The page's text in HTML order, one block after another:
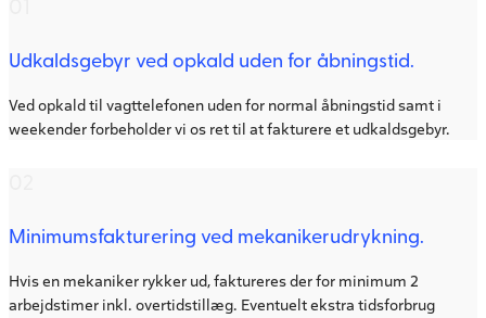
Udkaldsgebyr ved opkald uden for åbningstid.
Ved opkald til vagttelefonen uden for normal åbningstid samt i
weekender forbeholder vi os ret til at fakturere et udkaldsgebyr.
Minimumsfakturering ved mekanikerudrykning.
Hvis en mekaniker rykker ud, faktureres der for minimum 2
arbejdstimer inkl. overtidstillæg. Eventuelt ekstra tidsforbrug